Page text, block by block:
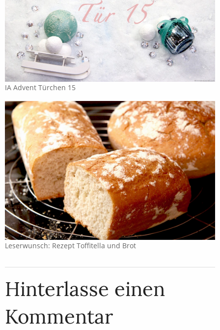
IA Advent Türchen 15
Leserwunsch: Rezept Toffitella und Brot
Hinterlasse einen
Kommentar